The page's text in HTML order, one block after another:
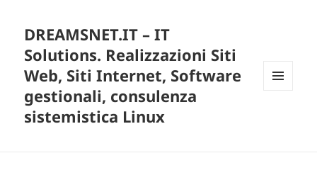
DREAMSNET.IT – IT
Solutions. Realizzazioni Siti
Web, Siti Internet, Software
gestionali, consulenza
sistemistica Linux